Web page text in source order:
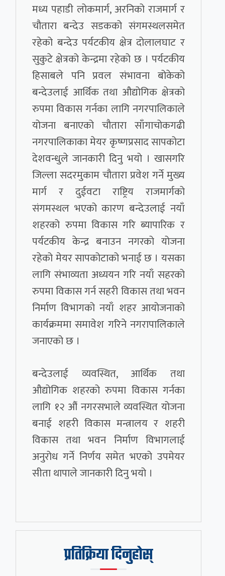
मध्य पहाडी लोकमार्ग, अरनिको राजमार्ग र
चौतारा बन्देउ सडकको संगमस्थलसमेत
रहेको बन्देउ पर्यटकीय क्षेत्र दोलालघाट र
सुकुटे क्षेत्रको केन्द्रमा रहेको छ । पर्यटकीय
हिसाबले पनि प्रवल संभावना बोकेको
बन्देउलाई आर्थिक तथा औद्योगिक क्षेत्रको
रुपमा विकास गर्नका लागि नगरपालिकाले
योजना बनाएको चौतारा साँगाचोकगढी
नगरपालिकाका मेयर कृष्णप्रसाद सापकोटा
देशवन्धुले जानकारी दिनु भयो । खासगरि
जिल्ला सदरमुकाम चौतारा प्रवेश गर्ने मुख्य
मार्ग र दुईवटा राष्ट्रिय राजमार्गको
संगमस्थल भएको कारण बन्देउलाई नयाँ
शहरको रुपमा विकास गरि ब्यापारिक र
पर्यटकीय केन्द्र बनाउन नगरको योजना
रहेको मेयर सापकोटाको भनाई छ । यसका
लागि संभाव्यता अध्ययन गरि नयाँ सहरको
रुपमा विकास गर्न सहरी विकास तथा भवन
निर्माण विभागको नयाँ शहर आयोजनाको
कार्यक्रममा समावेश गरिने नगरापालिकाले
जनाएको छ ।
बन्देउलाई व्यवस्थित, आर्थिक तथा
औद्योगिक शहरको रुपमा विकास गर्नका
लागि १२ औं नगरसभाले व्यवस्थित योजना
बनाई शहरी विकास मन्त्रालय र शहरी
विकास तथा भवन निर्माण विभागलाई
अनुरोध गर्ने निर्णय समेत भएको उपमेयर
सीता थापाले जानकारी दिनु भयो ।
प्रतिक्रिया दिनुहोस्